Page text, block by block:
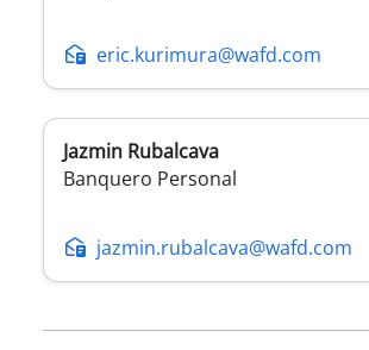
eric.kurimura@wafd.com
Jazmin Rubalcava
Banquero Personal
jazmin.rubalcava@wafd.com